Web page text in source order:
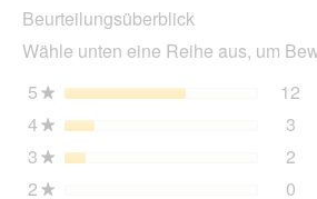
Beurteilungsüberblick
Wähle unten eine Reihe aus, um
5★ Sterne 12
4★ Sterne 3
3★ Sterne 2
2★ 0